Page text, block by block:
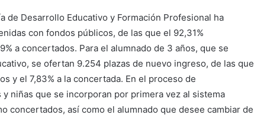
de Desarrollo Educativo y Formación Profesional ha
con fondos públicos, de las que el 92,31%
a concertados. Para el alumnado de 3 años, que se
se ofertan 9.254 plazas de nuevo ingreso, de las que
y el 7,83% a la concertada. En el proceso de
niñas que se incorporan por primera vez al sistema
concertados, así como el alumnado que desee cambiar de